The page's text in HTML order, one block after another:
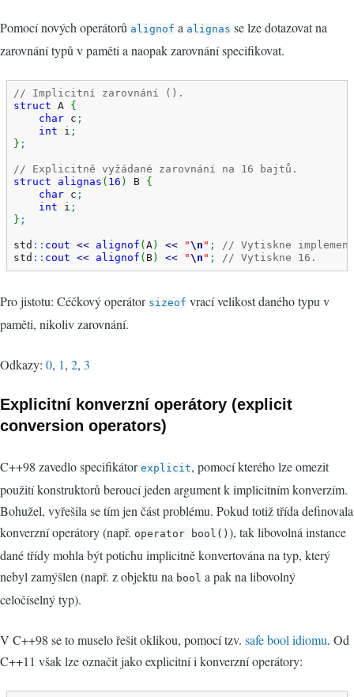
Pomocí nových operátorů alignof a alignas se lze dotazovat na
zarovnání typů v paměti a naopak zarovnání specifikovat.
// Implicitní zarovnání ().
struct A {
char c ;
int i ;
} ;
// Explicitně vyžádané zarovnání na 16 bajtů.
struct
alignas ( 16 ) B {
char c ;
int i ;
} ;
std :: cout << alignof ( A) << "\n " ;
// Vytiskne
std :: cout << alignof ( B) << "\n " ; // Vytiskne 16.
Pro jistotu: Céčkový operátor sizeof vrací velikost daného typu v
paměti, nikoliv zarovnání.
Odkazy: 0, 1, 2, 3
Explicitní konverzní operátory (explicit
conversion operators)
C++98 zavedlo specifikátor explicit, pomocí kterého lze omezit
použití konstruktorů beroucí jeden argument k implicitním konverzím.
Bohužel, vyřešila se tím jen část problému. Pokud totiž třída definovala
konverzní operátory (např. operator bool() ), tak libovolná instance
dané třídy mohla být potichu implicitně konvertována na typ, který
nebyl zamýšlen (např. z objektu na bool a pak na libovolný
celočíselný typ).
V C++98 se to muselo řešit oklikou, pomocí tzv. safe bool idiomu. Od
C++11 však lze označit jako explicitní i konverzní operátory: